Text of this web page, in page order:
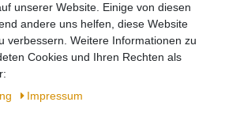
unserer Website. Einige von diesen
andere uns helfen, diese Website
verbessern. Weitere Informationen zu
Cookies und Ihren Rechten als
Impressum